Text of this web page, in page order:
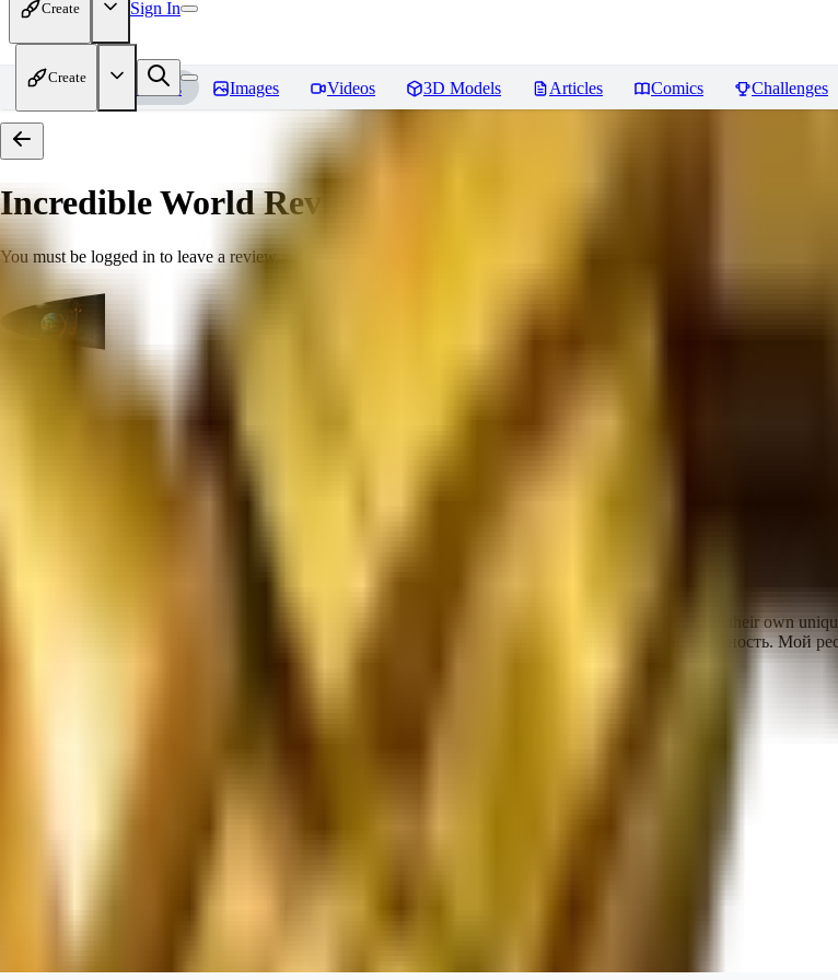
Create Sign In
Create
Home Models Images Videos 3D Models Articles Comics Challenges
Incredible WorldReviews
You must be logged in to leave a review
Comrade, I love your merges! This one is cool too (despite the noticeable female bias). Your models have their own
на ощутимый женский перекос). Есть в твоих моделях какая-то своя неповторимая индивидуальность. Мой
0